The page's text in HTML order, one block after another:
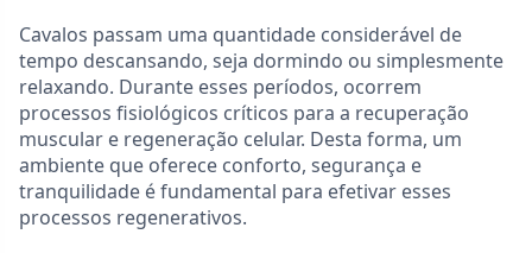
Cavalos passam uma quantidade considerável de
tempo descansando, seja dormindo ou simplesmente
relaxando. Durante esses períodos, ocorrem
processos fisiológicos críticos para a recuperação
muscular e regeneração celular. Desta forma, um
ambiente que oferece conforto, segurança e
tranquilidade é fundamental para efetivar esses
processos regenerativos.